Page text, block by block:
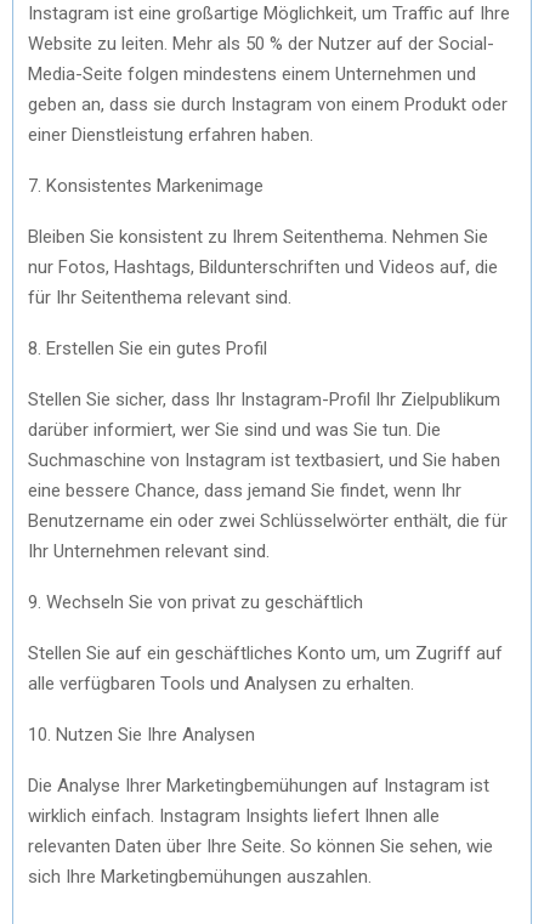
Instagram ist eine großartige Möglichkeit, um Traffic auf Ihre
Website zu leiten. Mehr als 50 % der Nutzer auf der Social-
Media-Seite folgen mindestens einem Unternehmen und
geben an, dass sie durch Instagram von einem Produkt oder
einer Dienstleistung erfahren haben.
7. Konsistentes Markenimage
Bleiben Sie konsistent zu Ihrem Seitenthema. Nehmen Sie
nur Fotos, Hashtags, Bildunterschriften und Videos auf, die
für Ihr Seitenthema relevant sind.
8. Erstellen Sie ein gutes Profil
Stellen Sie sicher, dass Ihr Instagram-Profil Ihr Zielpublikum
darüber informiert, wer Sie sind und was Sie tun. Die
Suchmaschine von Instagram ist textbasiert, und Sie haben
eine bessere Chance, dass jemand Sie findet, wenn Ihr
Benutzername ein oder zwei Schlüsselwörter enthält, die für
Ihr Unternehmen relevant sind.
9. Wechseln Sie von privat zu geschäftlich
Stellen Sie auf ein geschäftliches Konto um, um Zugriff auf
alle verfügbaren Tools und Analysen zu erhalten.
10. Nutzen Sie Ihre Analysen
Die Analyse Ihrer Marketingbemühungen auf Instagram ist
wirklich einfach. Instagram Insights liefert Ihnen alle
relevanten Daten über Ihre Seite. So können Sie sehen, wie
sich Ihre Marketingbemühungen auszahlen.